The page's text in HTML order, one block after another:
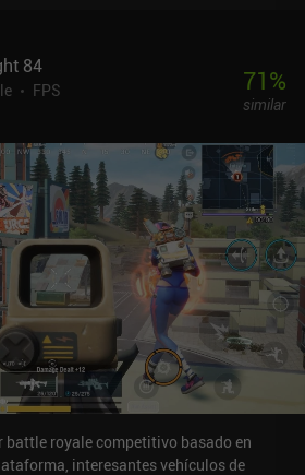
84
FPS
71%
similar
battle royale competitivo basado en
interesantes vehículos de